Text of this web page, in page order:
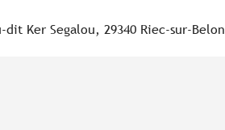
Ker Segalou, 29340 Riec-sur-Belon